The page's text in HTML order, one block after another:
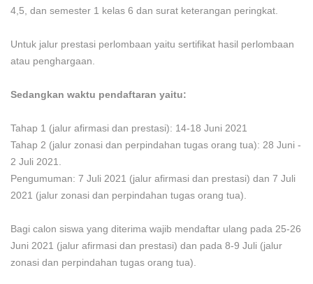
4,5, dan semester 1 kelas 6 dan surat keterangan peringkat.
Untuk jalur prestasi perlombaan yaitu sertifikat hasil perlombaan
atau penghargaan.
Sedangkan waktu pendaftaran yaitu:
Tahap 1 (jalur afirmasi dan prestasi): 14-18 Juni 2021
Tahap 2 (jalur zonasi dan perpindahan tugas orang tua): 28 Juni -
2 Juli 2021.
Pengumuman: 7 Juli 2021 (jalur afirmasi dan prestasi) dan 7 Juli
2021 (jalur zonasi dan perpindahan tugas orang tua).
Bagi calon siswa yang diterima wajib mendaftar ulang pada 25-26
Juni 2021 (jalur afirmasi dan prestasi) dan pada 8-9 Juli (jalur
zonasi dan perpindahan tugas orang tua).